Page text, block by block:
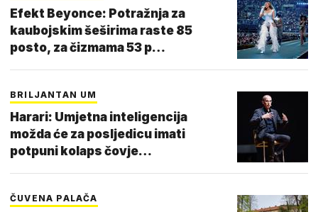
Efekt Beyonce: Potražnja za
kaubojskim šeširima raste 85
posto, za čizmama 53 p…
BRILJANTAN UM
Harari: Umjetna inteligencija
možda će za posljedicu imati
potpuni kolaps čovje…
ČUVENA PALAČA